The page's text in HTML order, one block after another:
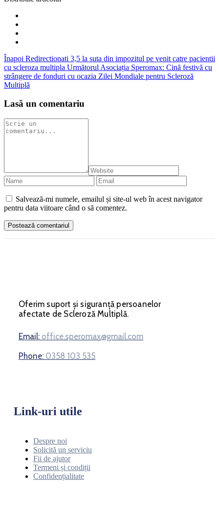
Înapoi Redirectionati 3,5 la suta din impozitul pe venit catre pacientii
cu scleroza multipla Următorul Asociația Speromax: Cină festivă cu
strângere de fonduri cu ocazia Zilei Mondiale pentru Scleroză
Multiplă
Lasă un comentariu
Salvează-mi numele, emailul și site-ul web în acest navigator
pentru data viitoare când o să comentez.
Oferim suport și siguranță persoanelor
afectate de Scleroză Multiplă.
Email: office.speromax@gmail.com
Phone: 0358 103 535
Link-uri utile
Despre noi
Solicită un serviciu
Fii de ajutor
Termeni și condiții
Confidențialitate